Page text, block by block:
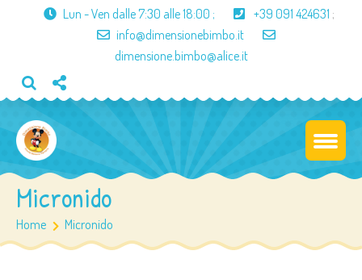
Lun - Ven dalle7:30 alle 18:00 ; +39 091 424631 ;
info@dimensionebimbo.it
dimensione.bimbo@alice.it
Micronido
Home Micronido